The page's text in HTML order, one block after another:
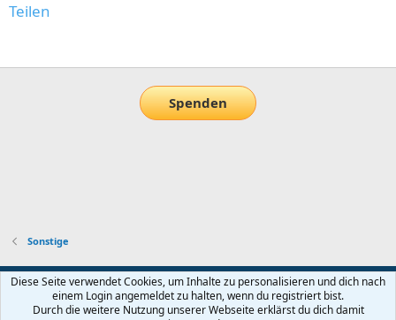
Teilen
Spenden
Sonstige
Default-Theme
Nutzungsbedingungen
Datenschutz Hilfe und Impressum Start
Diese Seite verwendet Cookies, um Inhalte zu personalisieren und dich nach
einem Login angemeldet zu halten, wenn du registriert bist.
Durch die weitere Nutzung unserer Webseite erklärst du dich damit